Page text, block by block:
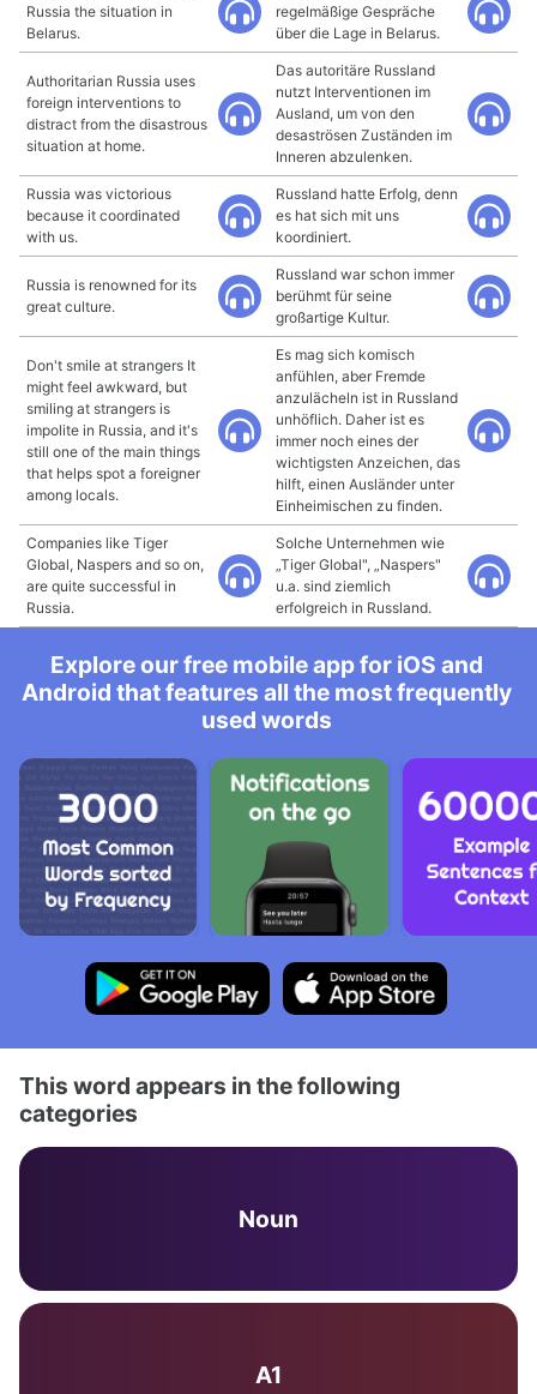
Russia the situation in
Belarus.
regelmäßige Gespräche
über die Lage in Belarus.
Authoritarian Russia uses
foreign interventions to
distract from the disastrous
situation at home.
Das autoritäre Russland
nutzt Interventionen im
Ausland, um von den
desaströsen Zuständen im
Inneren abzulenken.
Russia was victorious
because it coordinated
with us.
Russland hatte Erfolg, denn
es hat sich mit uns
koordiniert.
Russia is renowned for its
great culture.
Russland war schon immer
berühmt für seine
großartige Kultur.
Don't smile at strangers It
might feel awkward, but
smiling at strangers is
impolite in Russia, and it's
still one of the main things
that helps spot a foreigner
among locals.
Es mag sich komisch
anfühlen, aber Fremde
anzulächeln ist in Russland
unhöflich. Daher ist es
immer noch eines der
wichtigsten Anzeichen, das
hilft, einen Ausländer unter
Einheimischen zu finden.
Companies like Tiger
Global, Naspers and so on,
are quite successful in
Russia.
Solche Unternehmen wie
„Tiger Global", „Naspers"
u.a. sind ziemlich
erfolgreich in Russland.
Explore our free mobile app for iOS and
Android that features all the most frequently
used words
This word appears in the following
categories
Noun
A1